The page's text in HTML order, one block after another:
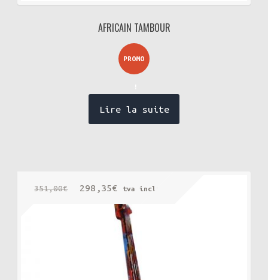
AFRICAIN TAMBOUR
PROMO
Lire la suite
351,00€
Le298,35€ Le
prix
actuel
est :
298,35€.
tva incluse